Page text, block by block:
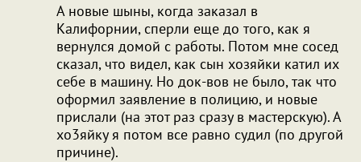
А новые шыны, когда заказал в
Калифорнии, сперли еще до того, как я
вернулся домой с работы. Потом мне сосед
сказал, что видел, как сын хозяйки катил их
себе в машину. Но док-вов не было, так что
оформил заявление в полицию, и новые
прислали (на этот раз сразу в мастерскую). А
хо3яйку я потом все равно судил (по другой
причине).